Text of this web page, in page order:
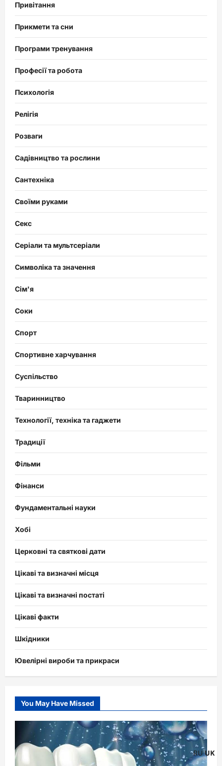
Привітання
Прикмети та сни
Програми тренування
Професії та робота
Психологія
Релігія
Розваги
Садівництво та рослини
Сантехніка
Своїми руками
Секс
Серіали та мультсеріали
Символіка та значення
Сім'я
Соки
Спорт
Спортивне харчування
Суспільство
Тваринництво
Технології, техніка та гаджети
Традиції
Фільми
Фінанси
Фундаментальні науки
Хобі
Церковні та святкові дати
Цікаві та визначні місця
Цікаві та визначні постаті
Цікаві факти
Шкідники
Ювелірні вироби та прикраси
You May Have Missed
RU UK